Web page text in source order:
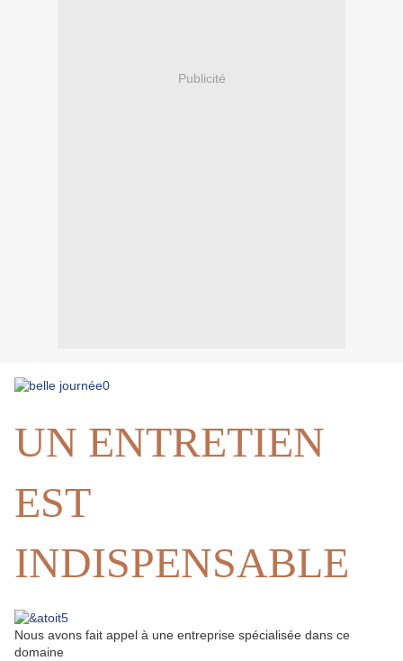
Publicité
UN ENTRETIEN
EST
INDISPENSABLE
Nous avons fait appel à une entreprise spécialisée dans ce
domaine